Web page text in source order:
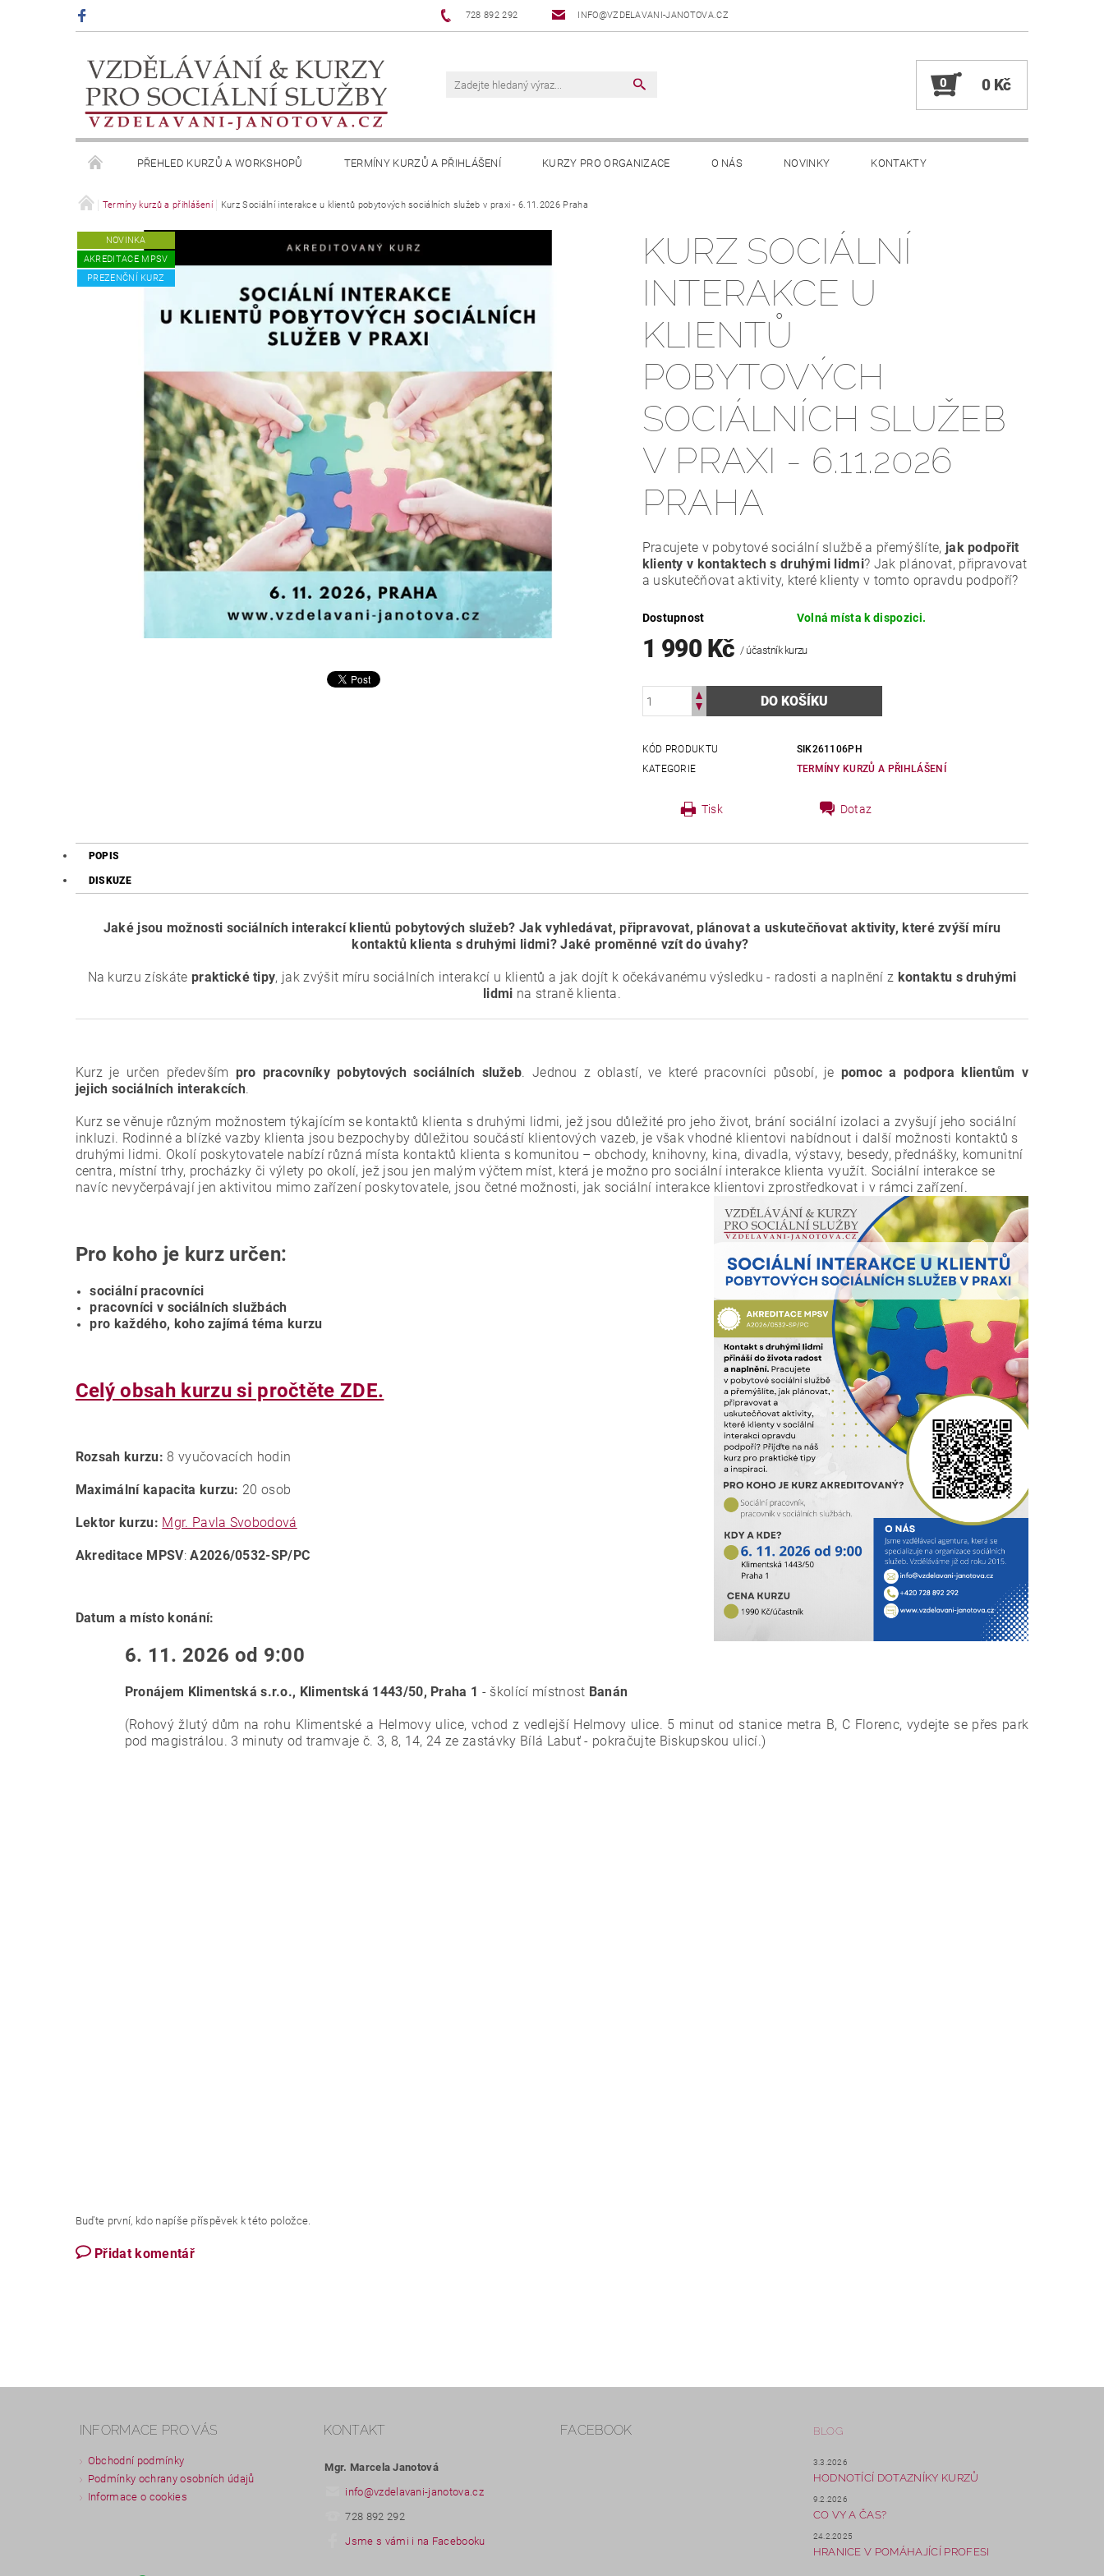
728 892 292 INFO@VZDELAVANI-JANOTOVA.CZ
0 0 Kč
PŘEHLED KURZŮ A WORKSHOPŮ TERMÍNY KURZŮ A PŘIHLÁŠENÍ KURZY PRO ORGANIZACE O NÁS NOVINKY KONTAKTY
OBCHODNÍ PODMÍNKY PODMÍNKY OCHRANY OSOBNÍCH ÚDAJŮ INFORMACE O COOKIES
Termíny kurzů a přihlášení Kurz Sociální interakce u klientů pobytových sociálních služeb v praxi - 6.11.2026 Praha
NOVINKA
AKREDITACE MPSV
PREZENČNÍ KURZ
KURZ SOCIÁLNÍ
INTERAKCE U
KLIENTŮ
POBYTOVÝCH
SOCIÁLNÍCH SLUŽEB
V PRAXI - 6.11.2026
PRAHA
Pracujete v pobytové sociální službě a přemýšlíte, jak podpořit
klienty v kontaktech s druhými lidmi? Jak plánovat, připravovat
a uskutečňovat aktivity, které klienty v tomto opravdu podpoří?
Dostupnost Volná místa k dispozici.
1 990 Kč/ účastník kurzu
KÓD PRODUKTU
SIK261106PH
KATEGORIE
TERMÍNY KURZŮ A PŘIHLÁŠENÍ
Tisk Dotaz
POPIS
DISKUZE
Jaké jsou možnosti sociálních interakcí klientů pobytových služeb? Jak vyhledávat, připravovat, plánovat a uskutečňovat aktivity, které zvýší míru
kontaktů klienta s druhými lidmi? Jaké proměnné vzít do úvahy?
Na kurzu získáte praktické tipy, jak zvýšit míru sociálních interakcí u klientů a jak dojít k očekávanému výsledku - radosti a naplnění z kontaktu s druhými
lidmi na straně klienta.
Kurz je určen především pro pracovníky pobytových sociálních služeb. Jednou z oblastí, ve které pracovníci působí, je pomoc a podpora klientům v
jejichsociálních interakcích.
Kurz se věnuje různým možnostem týkajícím se kontaktů klienta s druhými lidmi, jež jsou důležité pro jeho život, brání sociální izolaci a zvyšují jeho sociální
inkluzi. Rodinné a blízké vazby klienta jsou bezpochyby důležitou součástí klientových vazeb, je však vhodné klientovi nabídnout i další možnosti kontaktů s
druhými lidmi. Okolí poskytovatele nabízí různá místa kontaktů klienta s komunitou – obchody, knihovny, kina, divadla, výstavy, besedy, přednášky, komunitní
centra, místní trhy, procházky či výlety po okolí, jež jsou jen malým výčtem míst, která je možno pro sociální interakce klienta využít. Sociální interakce se
navíc nevyčerpávají jen aktivitou mimo zařízení poskytovatele, jsou četné možnosti, jak sociální interakce klientovi zprostředkovat i v rámci zařízení.
Pro koho je kurz určen:
sociální pracovníci
pracovníci v sociálních službách
pro každého, koho zajímá téma kurzu
Celý obsah kurzu si pročtěte ZDE.
Rozsah kurzu: 8 vyučovacích hodin
Maximální kapacita kurzu: 20 osob
Lektor kurzu: Mgr. Pavla Svobodová
Akreditace MPSV:A2026/0532-SP/PC
Datum a místo konání:
6. 11. 2026 od 9:00
Pronájem Klimentská s.r.o., Klimentská 1443/50, Praha 1 - školící místnost Banán
(Rohový žlutý dům na rohu Klimentské a Helmovy ulice, vchod z vedlejší Helmovy ulice. 5 minut od stanice metra B, C Florenc, vydejte se přes park
pod magistrálou. 3 minuty od tramvaje č. 3, 8, 14, 24 ze zastávky Bílá Labuť - pokračujte Biskupskou ulicí.)
Buďte první, kdo napíše příspěvek k této položce.
Přidat komentář
INFORMACE PRO VÁS
Obchodní podmínky
Podmínky ochrany osobních údajů
Informace o cookies
KONTAKT
Mgr. Marcela Janotová
info@vzdelavani-janotova.cz
728 892 292
Jsme s vámi i na Facebooku
FACEBOOK BLOG
3.3.2026
HODNOTÍCÍ DOTAZNÍKY KURZŮ
9.2.2026
CO VY A ČAS?
24.2.2025
HRANICE V POMÁHAJÍCÍ PROFESI